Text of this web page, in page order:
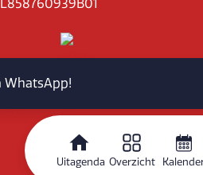
Uitagenda Overzicht
WhatsApp!